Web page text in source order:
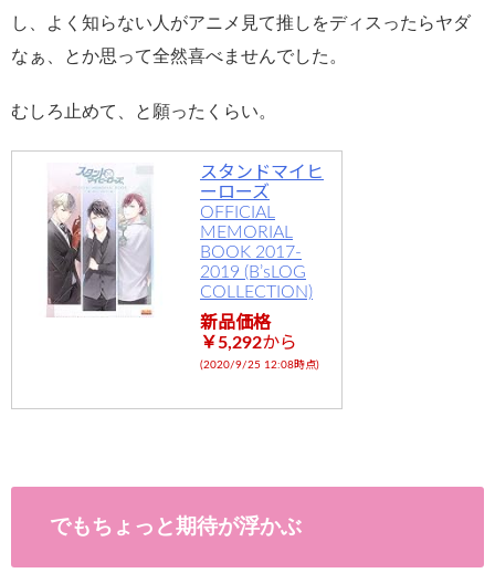
し、よく知らない人がアニメ見て推しをディスったらヤダ
なぁ、とか思って全然喜べませんでした。
むしろ止めて、と願ったくらい。
スタンドマイヒ
ーローズ
OFFICIAL
MEMORIAL
BOOK 2017-
2019 (B’sLOG
COLLECTION)
新品価格
￥5,292から
(2020/9/25 12:08時点)
でもちょっと期待が浮かぶ